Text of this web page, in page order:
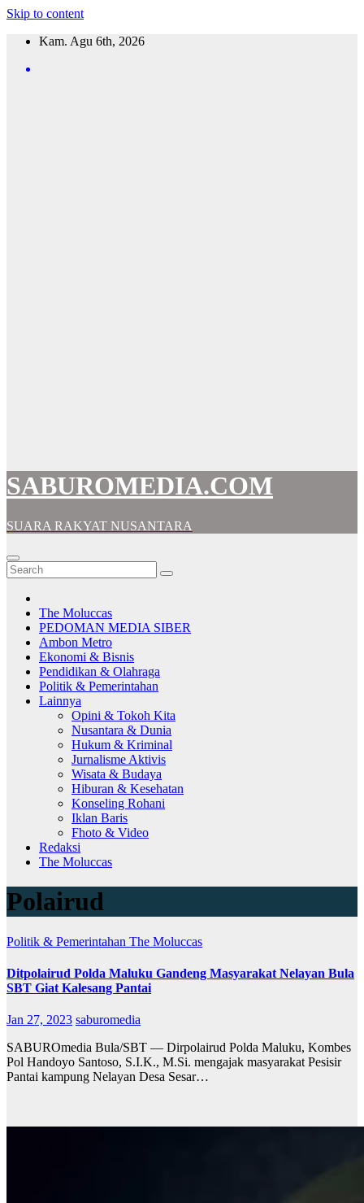
Skip to content
Kam. Agu 6th, 2026
SABUROMEDIA.COM
SUARA RAKYAT NUSANTARA
The Moluccas
PEDOMAN MEDIA SIBER
Ambon Metro
Ekonomi & Bisnis
Pendidikan & Olahraga
Politik & Pemerintahan
Lainnya
Opini & Tokoh Kita
Nusantara & Dunia
Hukum & Kriminal
Jurnalisme Aktivis
Wisata & Budaya
Hiburan & Kesehatan
Konseling Rohani
Iklan Baris
Fhoto & Video
Redaksi
The Moluccas
Polairud
Politik & Pemerintahan The Moluccas
Ditpolairud Polda Maluku Gandeng Masyarakat Nelayan Bula
SBT Giat Kalesang Pantai
Jan 27, 2023 saburomedia
SABUROmedia Bula/SBT — Dirpolairud Polda Maluku, Kombes
Pol Handoyo Santoso, S.I.K., M.Si. mengajak masyarakat Pesisir
Pantai kampung Nelayan Desa Sesar…